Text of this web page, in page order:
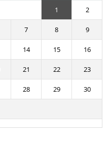
1 2
7 8 9
14 15 16
21 22 23
28 29 30